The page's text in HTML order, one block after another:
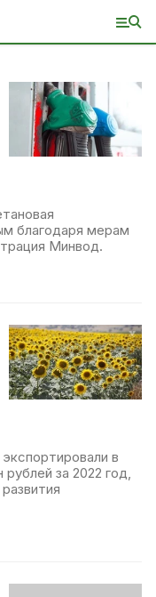
благодаря мерам
Минвод.
в
за 2022 год,